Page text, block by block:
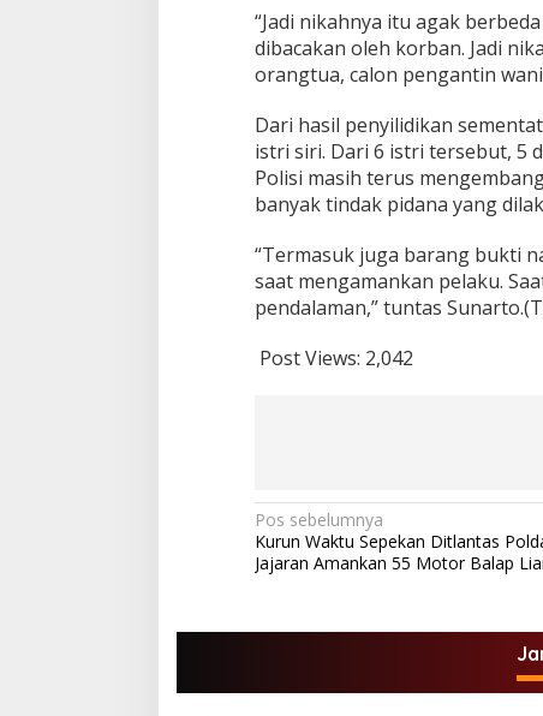
“Jadi nikahnya itu agak
dibacakan oleh korban. Jadi
orangtua, calon pengantin
Dari hasil penyilidikan
istri siri. Dari 6 istri tersebut, 5
Polisi masih terus
banyak tindak pidana yang
“Termasuk juga barang bukti
saat mengamankan pelaku.
pendalaman,” tuntas
Post Views: 2,042
N
a
i
a
Pos sebelumnya
Kurun Waktu Sepekan Ditlantas
Jajaran Amankan 55 Motor Balap